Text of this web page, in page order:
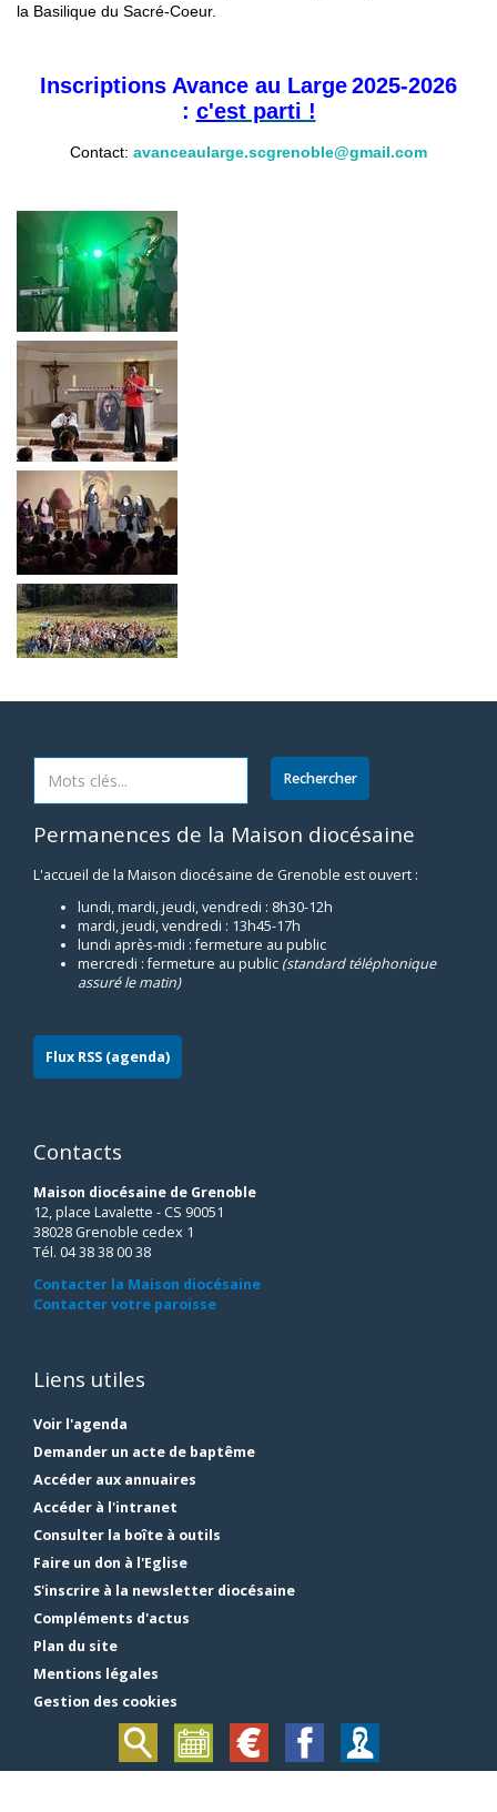
la Basilique du Sacré-Coeur.
Inscriptions Avance au Large2025-2026
: c'est parti !
Contact: avanceaularge.scgrenoble@gmail.com
Permanences de la Maison diocésaine
L'accueil de la Maison diocésaine de Grenoble est ouvert :
lundi, mardi, jeudi, vendredi : 8h30-12h
mardi, jeudi, vendredi : 13h45-17h
lundi après-midi : fermeture au public
mercredi : fermeture au public (standard téléphonique
assuré le matin)
Flux RSS (agenda)
Contacts
Maison diocésaine de Grenoble
12, place Lavalette - CS 90051
38028 Grenoble cedex 1
Tél. 04 38 38 00 38
Contacter la Maison diocésaine
Contacter votre paroisse
Liens utiles
Voir l'agenda
Demander un acte de baptême
Accéder aux annuaires
Accéder à l'intranet
Consulter la boîte à outils
Faire un don à l'Eglise
S'inscrire à la newsletter diocésaine
Compléments d'actus
Plan du site
Mentions légales
Gestion des cookies